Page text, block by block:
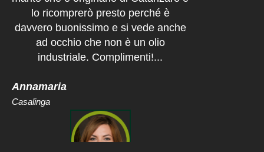
industriale. Complimenti!...
Annamaria
Casalinga
Ho comprato qui l'olio extravergine
per regalarlo ai miei genitori e sono